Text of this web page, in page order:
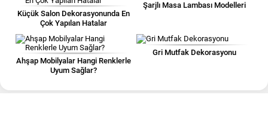
Küçük Salon Dekorasyonunda En
Çok Yapılan Hatalar
Şarjlı Masa Lambası Modelleri
Ahşap Mobilyalar Hangi Renklerle
Uyum Sağlar?
Gri Mutfak Dekorasyonu